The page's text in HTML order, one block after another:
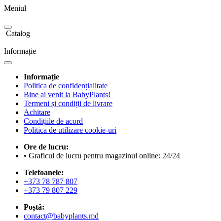
Meniul
Catalog
Informație
Informație
Politica de confidențialitate
Bine ai venit la BabyPlants!
Termeni și condiții de livrare
Achitare
Condițiile de acord
Politica de utilizare cookie-uri
Ore de lucru:
• Graficul de lucru pentru magazinul online: 24/24
Telefoanele:
+373 78 787 807
+373 79 807 229
Poștă:
contact@babyplants.md